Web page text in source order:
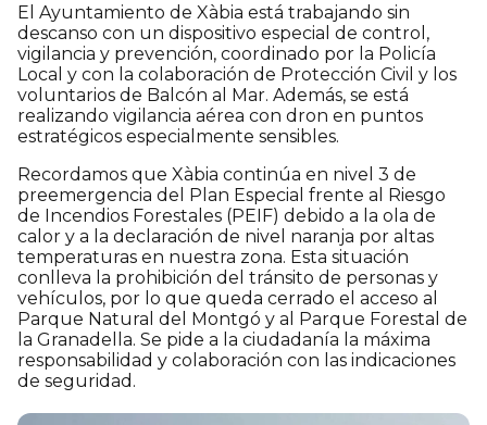
El Ayuntamiento de Xàbia está trabajando sin
descanso con un dispositivo especial de control,
vigilancia y prevención, coordinado por la Policía
Local y con la colaboración de Protección Civil y los
voluntarios de Balcón al Mar. Además, se está
realizando vigilancia aérea con dron en puntos
estratégicos especialmente sensibles.
Recordamos que Xàbia continúa en nivel 3 de
preemergencia del Plan Especial frente al Riesgo
de Incendios Forestales (PEIF) debido a la ola de
calor y a la declaración de nivel naranja por altas
temperaturas en nuestra zona. Esta situación
conlleva la prohibición del tránsito de personas y
vehículos, por lo que queda cerrado el acceso al
Parque Natural del Montgó y al Parque Forestal de
la Granadella. Se pide a la ciudadanía la máxima
responsabilidad y colaboración con las indicaciones
de seguridad.